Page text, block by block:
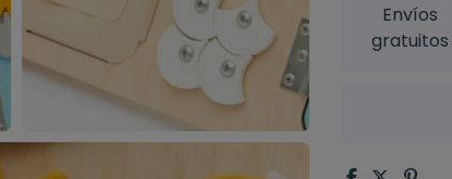
Envíos
gratuitos